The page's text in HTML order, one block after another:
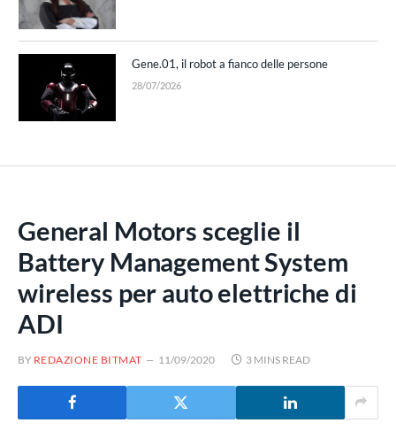
Gene.01, il robot a fianco delle persone
28/07/2026
General Motors sceglie il
Battery Management System
wireless per auto elettriche di
ADI
BY REDAZIONE BITMAT 11/09/2020 3 MINS READ